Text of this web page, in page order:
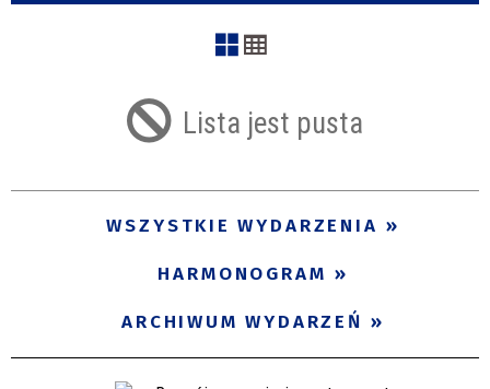
Trwające w zakresie Lista jest pusta
WSZYSTKIE WYDARZENIA
HARMONOGRAM
ARCHIWUM WYDARZEŃ